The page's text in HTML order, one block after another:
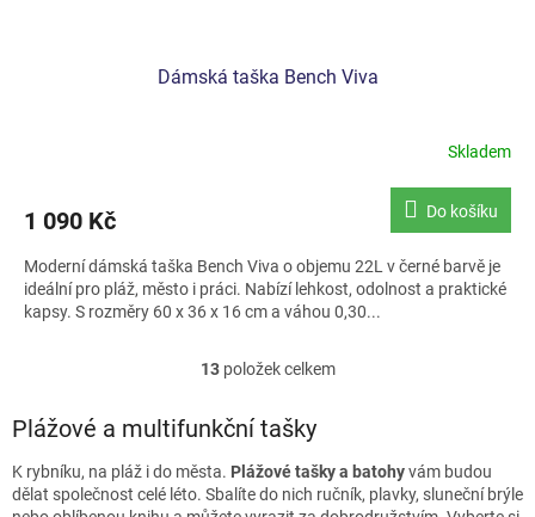
Dámská taška Bench Viva
Skladem
1 090 Kč Do košíku
Moderní dámská taška Bench Viva o objemu 22L v černé barvě je
ideální pro pláž, město i práci. Nabízí lehkost, odolnost a praktické
kapsy. S rozměry 60 x 36 x 16 cm a váhou 0,30...
O
l
d
a
13položek celkem
Plážové a multifunkční tašky
K rybníku, na pláž i do města. Plážové tašky a batohyvám budou
dělat společnost celé léto. Sbalíte do nich ručník, plavky, sluneční brýle